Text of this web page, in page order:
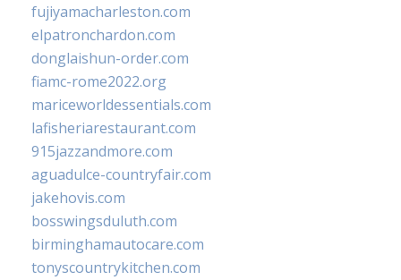
fujiyamacharleston.com
elpatronchardon.com
donglaishun-order.com
fiamc-rome2022.org
mariceworldessentials.com
lafisheriarestaurant.com
915jazzandmore.com
aguadulce-countryfair.com
jakehovis.com
bosswingsduluth.com
birminghamautocare.com
tonyscountrykitchen.com